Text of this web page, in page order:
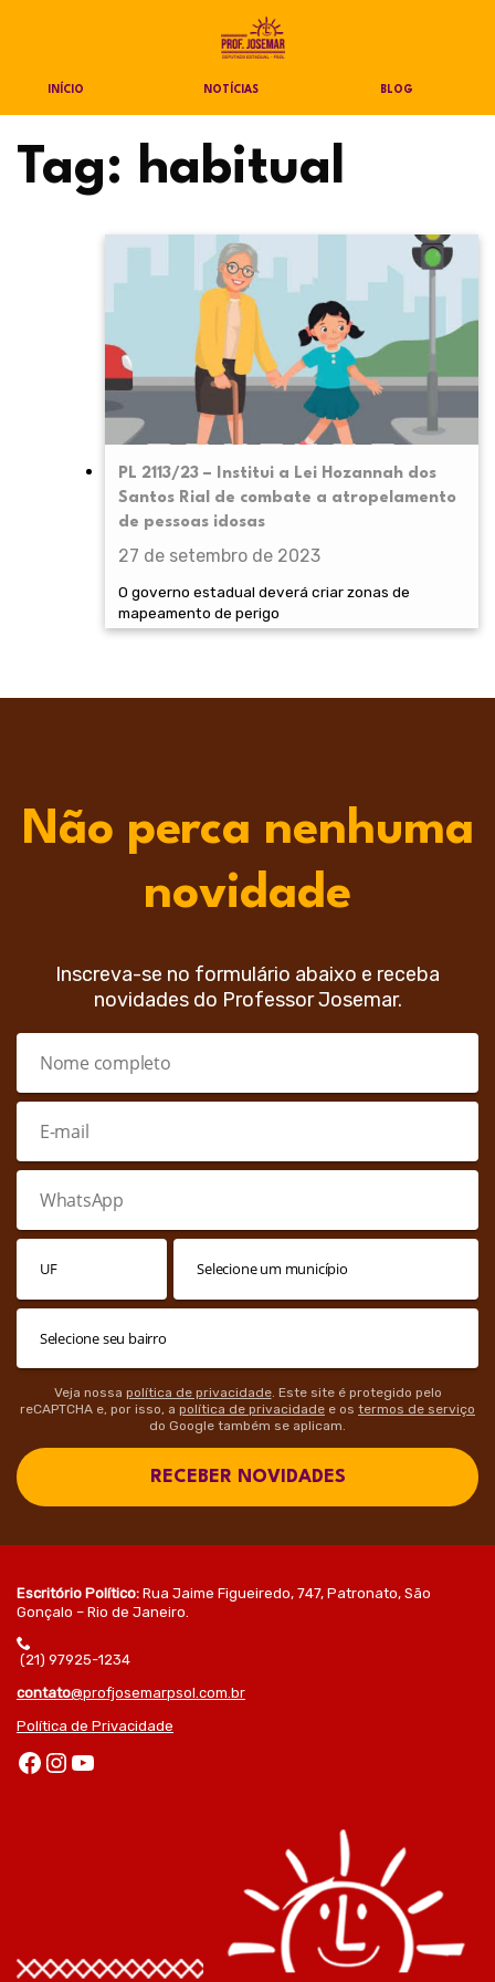
INÍCIO NOTÍCIAS BLOG
Tag: habitual
PL 2113/23 – Institui a Lei Hozannah dos
Santos Rial de combate a atropelamento
de pessoas idosas
27 de setembro de 2023
O governo estadual deverá criar zonas de
mapeamento de perigo
Não perca nenhuma
novidade
Inscreva-se no formulário abaixo e receba
novidades do Professor Josemar.
Veja nossa política de privacidade. Este site é protegido pelo
reCAPTCHA e, por isso, a política de privacidade e os termos de serviço
do Google também se aplicam.
RECEBER NOVIDADES
Escritório Político: Rua Jaime Figueiredo, 747, Patronato, São
Gonçalo – Rio de Janeiro.
(21) 97925-1234
contato@profjosemarpsol.com.br
Política de Privacidade
Facebook Instagram Youtube